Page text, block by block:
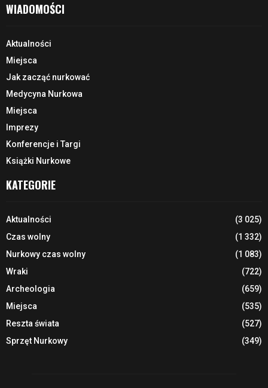
WIADOMOŚCI
Aktualności
Miejsca
Jak zacząć nurkować
Medycyna Nurkowa
Miejsca
Imprezy
Konferencje i Targi
Książki Nurkowe
KATEGORIE
Aktualności
(3 025)
Czas wolny
(1 332)
Nurkowy czas wolny
(1 083)
Wraki
(722)
Archeologia
(659)
Miejsca
(535)
Reszta świata
(527)
Sprzęt Nurkowy
(349)